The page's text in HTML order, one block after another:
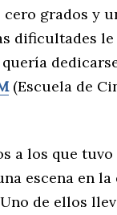
grados y
dificultades
(Escuela de
a los que
escena en
de ellos